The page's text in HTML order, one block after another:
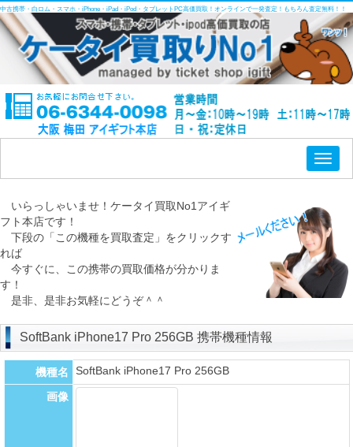
中古携帯・白ロム・スマホ・iPhone・iPad・iPod・タブレットPC高価買取！オンラインで一発査定！もちろん査定無料！！
いらっしゃいませ！ケータイ買取No1アイギ
フト本店です！
下段の「この機種を買取査定」をクリックす
れば
今すぐに、この携帯の買取価格が分かりま
す！
是非、是非お気軽にどうぞ＾＾
SoftBank iPhone17 Pro 256GB 携帯機種情報
機種名 SoftBank iPhone17 Pro 256GB
画像